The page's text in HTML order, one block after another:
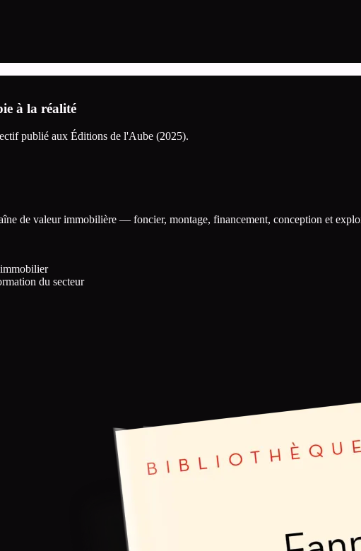
à la réalité
publié aux Éditions de l'Aube (2025).
de valeur immobilière — foncier, montage, financement, conception et
du secteur